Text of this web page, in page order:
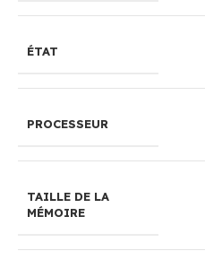
ÉTAT
PROCESSEUR
TAILLE DE LA
MÉMOIRE